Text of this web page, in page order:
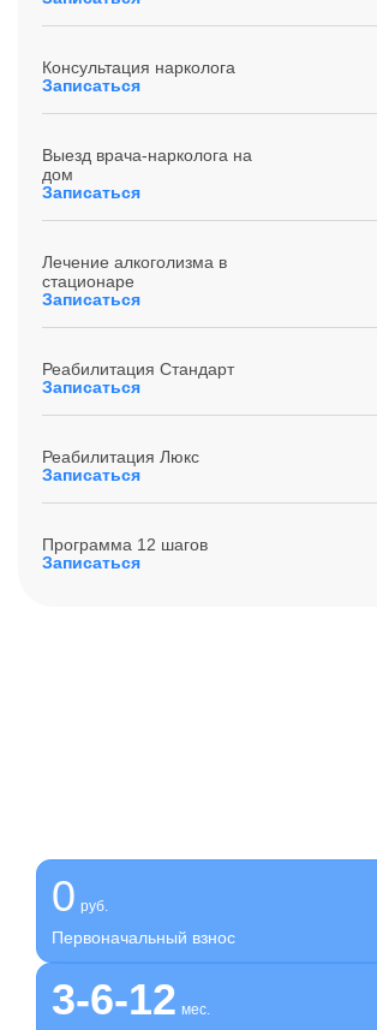
Консультация нарколога
Записаться
Выезд врача-нарколога на
дом
Записаться
Лечение алкоголизма в
стационаре
Записаться
Реабилитация Стандарт
Записаться
Реабилитация Люкс
Записаться
Программа 12 шагов
Записаться
0 руб.
Первоначальный взнос
3-6-12 мес.